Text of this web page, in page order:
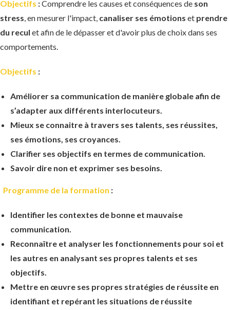
Objectifs :Comprendre les causes et conséquences de son
stress, en mesurer l'impact, canaliser ses émotions et prendre
du recul et afin de le dépasser et d'avoir plus de choix dans ses
comportements.
Objectifs :
Améliorer sa communication de manière globale afin de
s’adapter aux différents interlocuteurs.
Mieux se connaitre à travers ses talents, ses réussites,
ses émotions, ses croyances.
Clarifier ses objectifs en termes de communication.
Savoir dire non et exprimer ses besoins.
Programme de la formation :
Identifier les contextes de bonne et mauvaise
communication.
Reconnaître et analyser les fonctionnements pour soi et
les autres en analysant ses propres talents et ses
objectifs.
Mettre en œuvre ses propres stratégies de réussite en
identifiant et repérant les situations de réussite